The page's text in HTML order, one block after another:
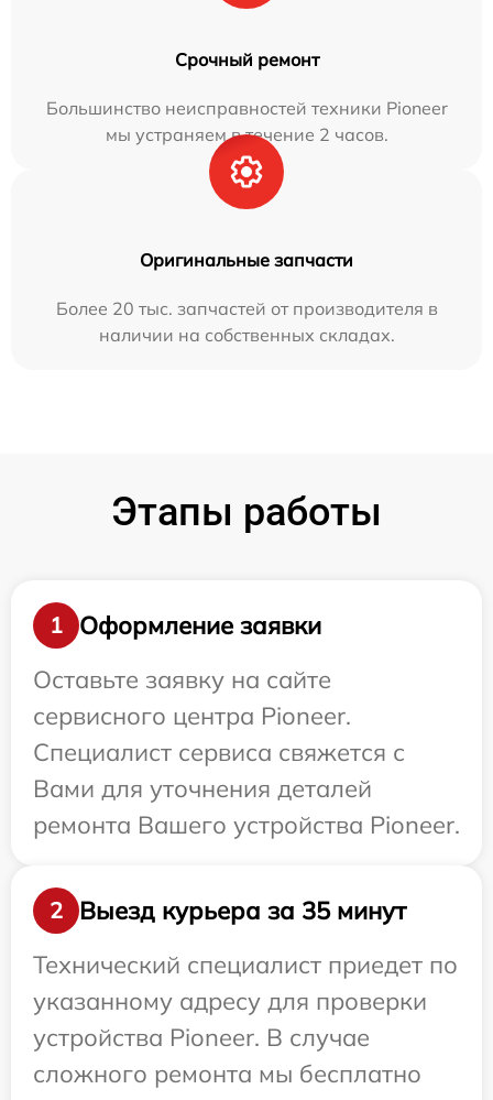
Срочный ремонт
Большинство неисправностей техники Pioneer
мы устраняем в течение 2 часов.
Оригинальные запчасти
Более 20 тыс. запчастей от производителя в
наличии на собственных складах.
Этапы работы
1
Оформление заявки
Оставьте заявку на сайте
сервисного центра Pioneer.
Специалист сервиса свяжется с
Вами для уточнения деталей
ремонта Вашего устройства Pioneer.
2
Выезд курьера за 35 минут
Технический специалист приедет по
указанному адресу для проверки
устройства Pioneer. В случае
сложного ремонта мы бесплатно